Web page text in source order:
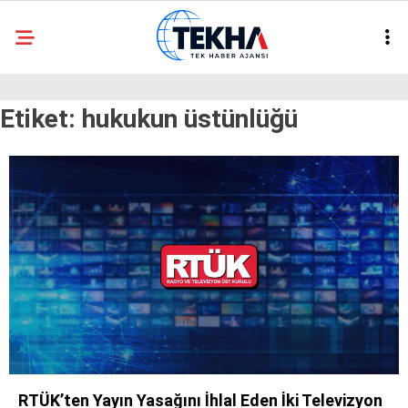
25.7
GALERİ VİDEO
GENEL
EKONOMI
POLITIKA
SIYASET
DÜNYA
METEOROLOJI
Etiket: hukukun üstünlüğü
RTÜK’ten Yayın Yasağını İhlal Eden İki Televizyon